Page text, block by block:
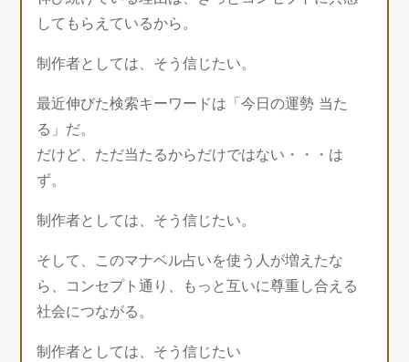
してもらえているから。
制作者としては、そう信じたい。
最近伸びた検索キーワードは「今日の運勢 当た
る」だ。
だけど、ただ当たるからだけではない・・・は
ず。
制作者としては、そう信じたい。
そして、このマナベル占いを使う人が増えたな
ら、コンセプト通り、もっと互いに尊重し合える
社会につながる。
制作者としては、そう信じたい